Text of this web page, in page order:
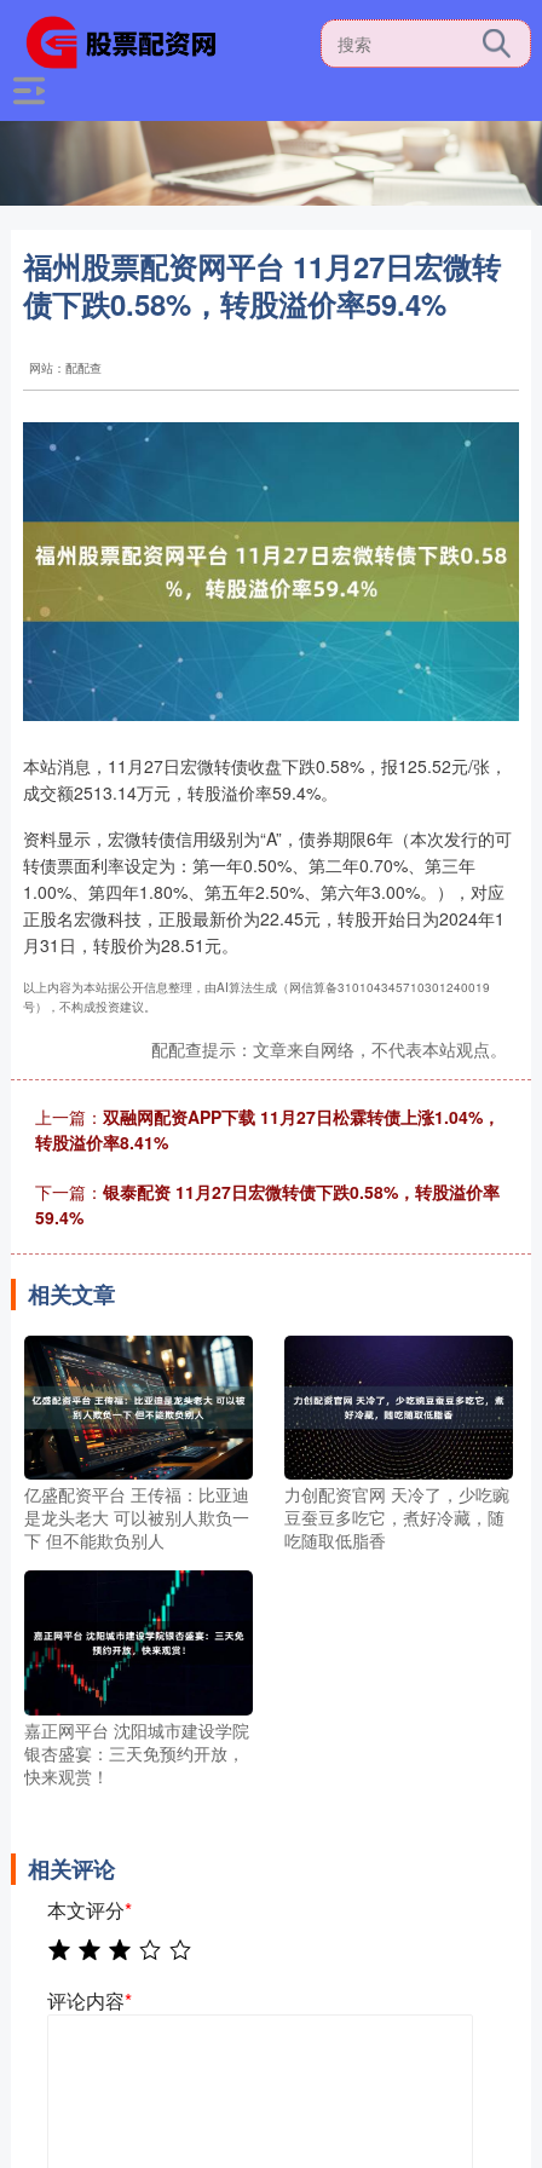
福州股票配资网平台 11月27日宏微转
债下跌0.58%，转股溢价率59.4%
网站：配配查
本站消息，11月27日宏微转债收盘下跌0.58%，报125.52元/张，
成交额2513.14万元，转股溢价率59.4%。
资料显示，宏微转债信用级别为“A”，债券期限6年（本次发行的可
转债票面利率设定为：第一年0.50%、第二年0.70%、第三年
1.00%、第四年1.80%、第五年2.50%、第六年3.00%。），对应
正股名宏微科技，正股最新价为22.45元，转股开始日为2024年1
月31日，转股价为28.51元。
以上内容为本站据公开信息整理，由AI算法生成（网信算备310104345710301240019
号），不构成投资建议。
配配查提示：文章来自网络，不代表本站观点。
上一篇： 双融网配资APP下载 11月27日松霖转债上涨1.04%，
转股溢价率8.41%
下一篇： 银泰配资 11月27日宏微转债下跌0.58%，转股溢价率
59.4%
相关文章
亿盛配资平台 王传福：比亚迪
是龙头老大 可以被别人欺负一
下 但不能欺负别人
力创配资官网 天冷了，少吃豌
豆蚕豆多吃它，煮好冷藏，随
吃随取低脂香
嘉正网平台 沈阳城市建设学院
银杏盛宴：三天免预约开放，
快来观赏！
相关评论
本文评分*
评论内容*